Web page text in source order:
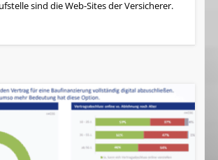
sind die Web-Sites der Versicherer.